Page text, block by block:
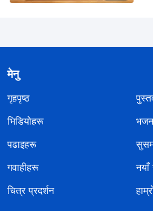
मेनु
गृहपृष्ठ
भिडियोहरू
पढाइहरू
गवाहीहरू
नयाँ
चित्र प्रदर्शन